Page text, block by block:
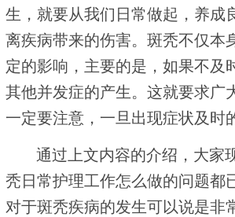
生，就要从我们日常做起，养成
离疾病带来的伤害。斑秃不仅本
定的影响，主要的是，如果不及
其他并发症的产生。这就要求广
一定要注意，一旦出现症状及时
通过上文内容的介绍，大家
秃日常护理工作怎么做的问题都
对于斑秃疾病的发生可以说是非